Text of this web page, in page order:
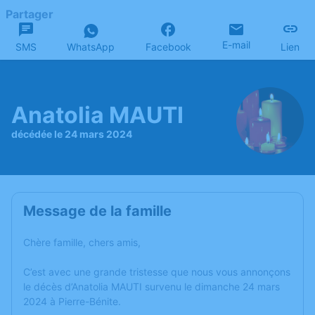
Partager
SMS WhatsApp Facebook E-mail Lien
Anatolia MAUTI
décédée le 24 mars 2024
Message de la famille
Chère famille, chers amis,
C’est avec une grande tristesse que nous vous annonçons
le décès d’Anatolia MAUTI survenu le dimanche 24 mars
2024 à Pierre-Bénite.